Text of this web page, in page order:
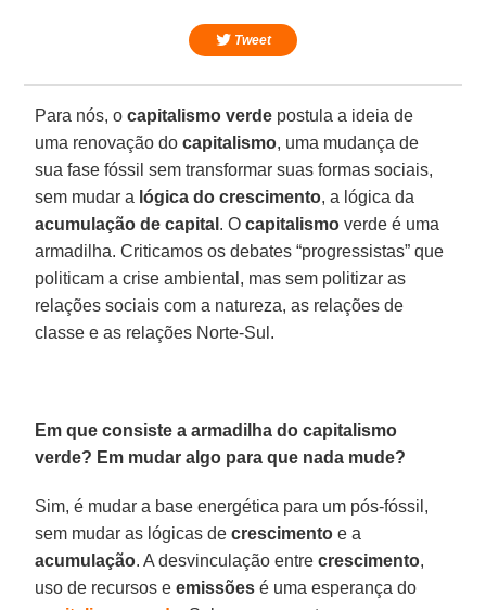
Tweet
Para nós, ocapitalismo verde postula a ideia de
uma renovação docapitalismo, uma mudança de
sua fase fóssil sem transformar suas formas sociais,
sem mudar a lógica do crescimento, a lógica da
acumulação de capital . Ocapitalismo verde é uma
armadilha. Criticamos os debates “progressistas” que
politicam a crise ambiental, mas sem politizar as
relações sociais com a natureza, as relações de
classe e as relações Norte-Sul.
Em que consiste a armadilha do capitalismo
verde? Em mudar algo para que nada mude?
Sim, é mudar a base energética para um pós-fóssil,
sem mudar as lógicas decrescimento e a
acumulação. A desvinculação entrecrescimento,
uso de recursos eemissões é uma esperança do